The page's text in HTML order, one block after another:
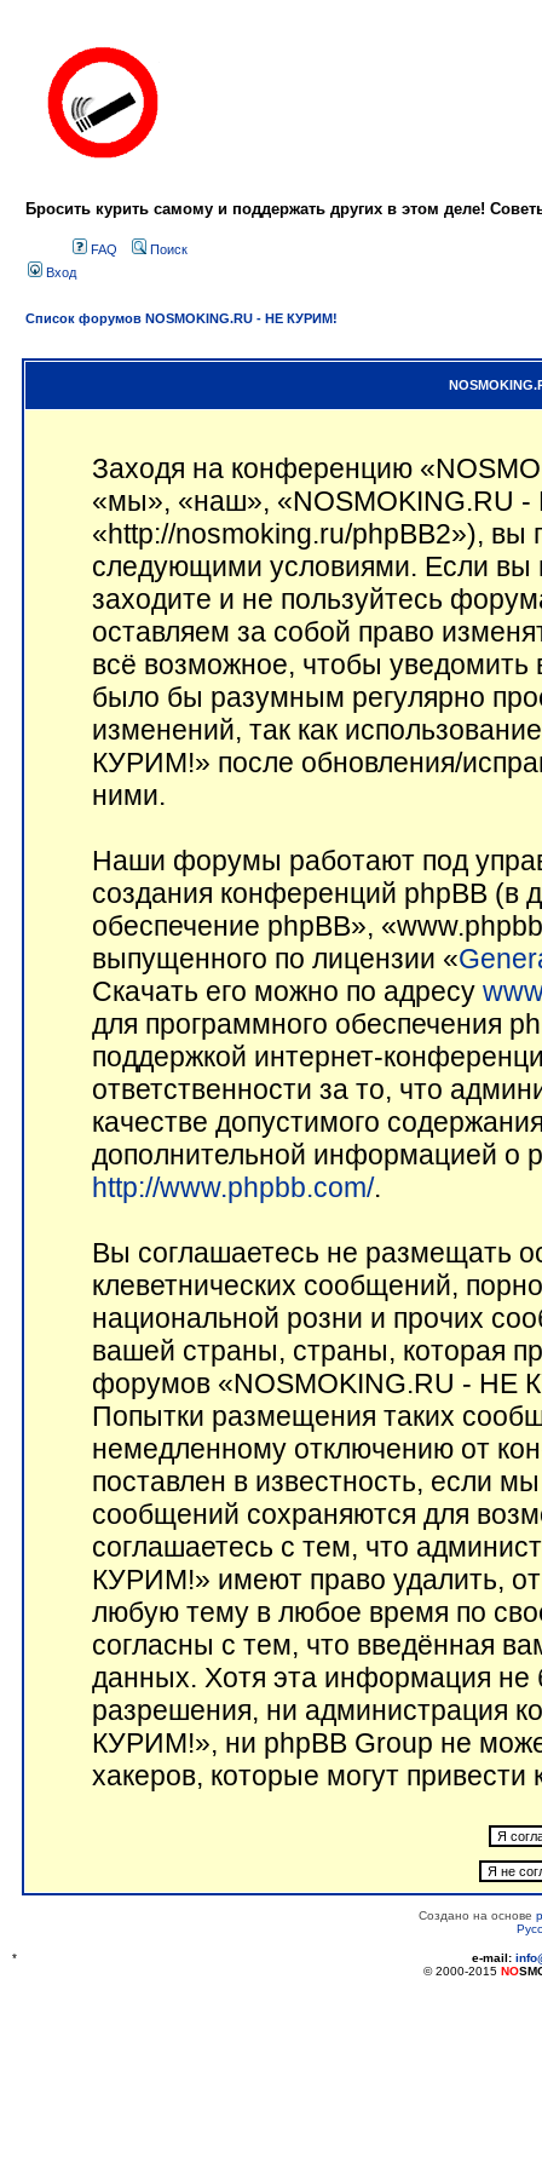
Бросить курить самому и поддержать других в этом деле!
FAQ
Поиск
Вход
Список форумов NOSMOKING.RU - НЕ КУРИМ!
Заходя на конференцию
«мы», «наш», «NOSMOKING.RU
«http://nosmoking.ru/phpBB2»), вы
следующими условиями. Если вы
заходите и не пользуйтесь
оставляем за собой право
всё возможное, чтобы
было бы разумным регулярно
изменений, так как
КУРИМ!» после обновления/
ними.
Наши форумы работают под
создания конференций phpBB (в
обеспечение phpBB»,
выпущенного по лицензии «
Скачать его можно по адресу
для программного обеспечения
поддержкой интернет-
ответственности за то, что
качестве допустимого
дополнительной информацией о
http://www.phpbb.com/.
Вы соглашаетесь не размещать
клеветнических сообщений,
национальной розни и прочих
вашей страны, страны, которая
форумов «NOSMOKING.RU - НЕ
Попытки размещения таких
немедленному отключению от
поставлен в известность, если
сообщений сохраняются для
соглашаетесь с тем, что
КУРИМ!» имеют право удалить,
любую тему в любое время по
согласны с тем, что введённая
данных. Хотя эта информация не
разрешения, ни администрация
КУРИМ!», ни phpBB Group не
хакеров, которые могут
Создано на основе
* e-mail:
© 2000-2015 NO